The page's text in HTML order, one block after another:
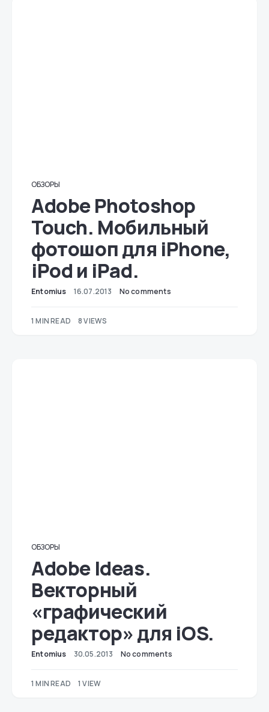
ОБЗОРЫ
Adobe Photoshop
Touch. Мобильный
фотошоп для iPhone,
iPod и iPad.
Entomius 16.07.2013 No comments
1 MIN READ 8 VIEWS
ОБЗОРЫ
Adobe Ideas.
Векторный
«графический
редактор» для iOS.
Entomius 30.05.2013 No comments
1 MIN READ 1 VIEW